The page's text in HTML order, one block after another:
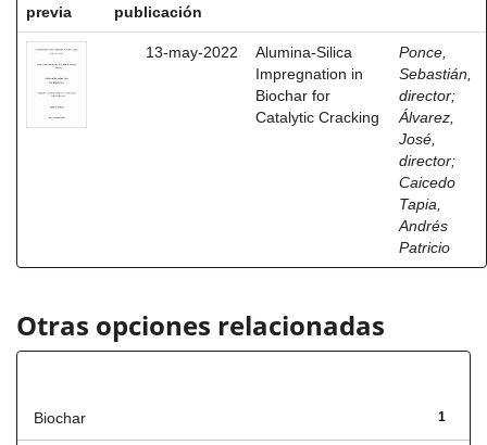
previa
publicación
13-may-2022
Alumina-Silica
Impregnation in
Biochar for
Catalytic Cracking
Ponce,
Sebastián,
director;
Álvarez,
José,
director;
Caicedo
Tapia,
Andrés
Patricio
Otras opciones relacionadas
1
Biochar